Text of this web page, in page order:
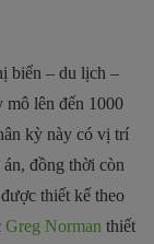
biển – du lịch –
mô lên đến 1000
kỳ này có vị trí
đồng thời còn
thiết kế theo
Greg Norman thiết